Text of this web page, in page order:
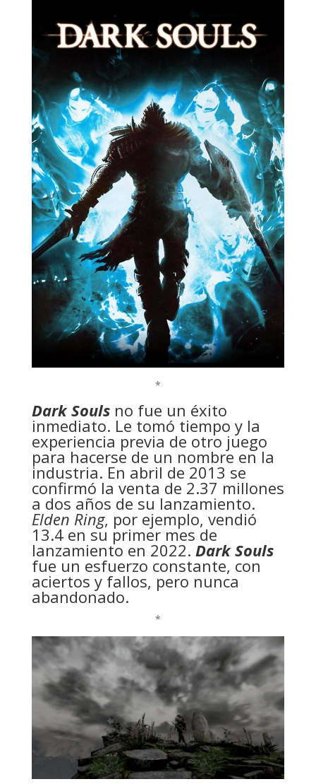
*
Dark Soulsno fue un éxito
inmediato. Le tomó tiempo y la
experiencia previa de otro juego
para hacerse de un nombre en la
industria. En abril de 2013 se
confirmó la venta de 2.37 millones
a dos años de su lanzamiento.
Elden Ring, por ejemplo, vendió
13.4 en su primer mes de
lanzamiento en 2022. Dark Souls
fue un esfuerzo constante, con
aciertos y fallos, pero nunca
abandonado.
*